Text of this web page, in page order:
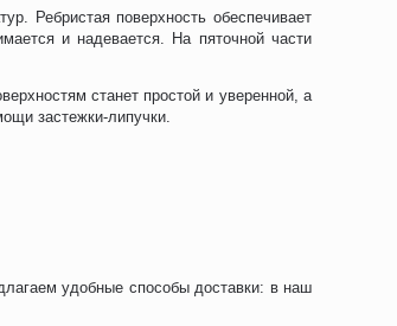
Ребристая поверхность обеспечивает
и надевается. На пяточной части
станет простой и уверенной, а
застежки-липучки.
удобные способы доставки: в наш